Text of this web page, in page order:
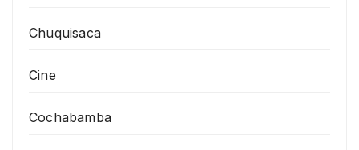
Chuquisaca
Cine
Cochabamba